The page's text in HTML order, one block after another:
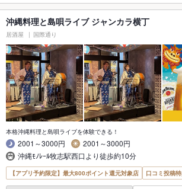
沖縄料理と島唄ライブ ジャンカラ横丁
居酒屋 国際通り
本格沖縄料理と島唄ライブを体験できる！
2001～3000円
2001～3000円
沖縄ﾓﾉﾚｰﾙ牧志駅西口より徒歩約10分
【アプリ予約限定】最大800ポイント還元対象店 口コミ投稿